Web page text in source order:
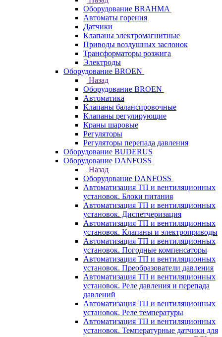
Оборудование BRAHMA
Автоматы горения
Датчики
Клапаны электромагнитные
Приводы воздушных заслонок
Трансформаторы розжига
Электроды
Оборудование BROEN
Назад
Оборудование BROEN
Автоматика
Клапаны балансировочные
Клапаны регулирующие
Краны шаровые
Регуляторы
Регуляторы перепада давления
Оборудование BUDERUS
Оборудование DANFOSS
Назад
Оборудование DANFOSS
Автоматизация ТП и вентиляционных
установок. Блоки питания
Автоматизация ТП и вентиляционных
установок. Диспетчеризация
Автоматизация ТП и вентиляционных
установок. Клапаны и электроприводы
Автоматизация ТП и вентиляционных
установок. Погодные компенсаторы
Автоматизация ТП и вентиляционных
установок. Преобразователи давления
Автоматизация ТП и вентиляционных
установок. Реле давления и перепада
давлений
Автоматизация ТП и вентиляционных
установок. Реле температуры
Автоматизация ТП и вентиляционных
установок. Температурные датчики для